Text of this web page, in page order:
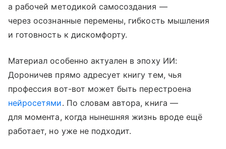
а рабочей методикой самосоздания —
через осознанные перемены, гибкость мышления
и готовность к дискомфорту.
Материал особенно актуален в эпоху ИИ:
Дороничев прямо адресует книгу тем, чья
профессия вот-вот может быть перестроена
нейросетями. По словам автора, книга —
для момента, когда нынешняя жизнь вроде ещё
работает, но уже не подходит.